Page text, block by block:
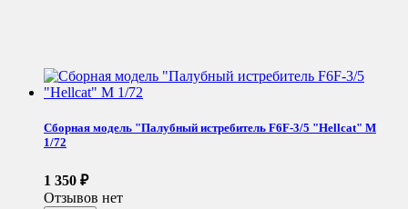
Сборная модель "Палубный истребитель F6F-3/5 "Hellcat" М
1/72
1 350 ₽
Отзывов нет